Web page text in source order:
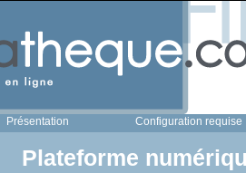
Présentation Configuration requise
Plateforme